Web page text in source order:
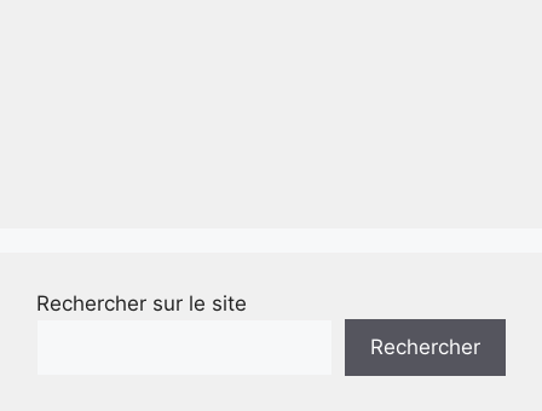
Rechercher sur le site
Rechercher